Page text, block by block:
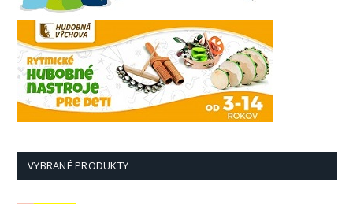
VYBRANÉ PRODUKTY